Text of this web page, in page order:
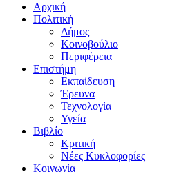
Αρχική
Πολιτική
Δήμος
Κοινοβούλιο
Περιφέρεια
Επιστήμη
Εκπαίδευση
Έρευνα
Τεχνολογία
Υγεία
Βιβλίο
Κριτική
Νέες Κυκλοφορίες
Κοινωνία